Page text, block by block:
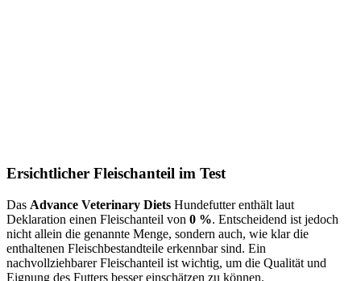
Ersichtlicher Fleischanteil im Test
Das Advance Veterinary Diets Hundefutter enthält laut
Deklaration einen Fleischanteil von 0 %. Entscheidend ist jedoch
nicht allein die genannte Menge, sondern auch, wie klar die
enthaltenen Fleischbestandteile erkennbar sind. Ein
nachvollziehbarer Fleischanteil ist wichtig, um die Qualität und
Eignung des Futters besser einschätzen zu können.